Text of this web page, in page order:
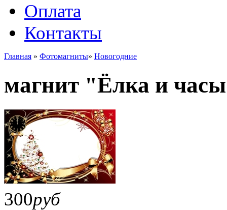
Оплата
Контакты
Главная » Фотомагниты» Новогодние
магнит "Ёлка и
300руб